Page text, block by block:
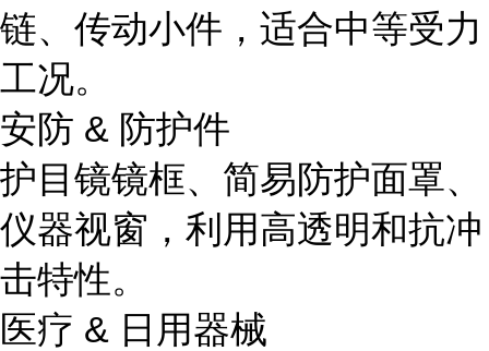
链、传动小件，适合中等受力
工况。
安防 & 防护件
护目镜镜框、简易防护面罩、
仪器视窗，利用高透明和抗冲
击特性。
医疗 & 日用器械